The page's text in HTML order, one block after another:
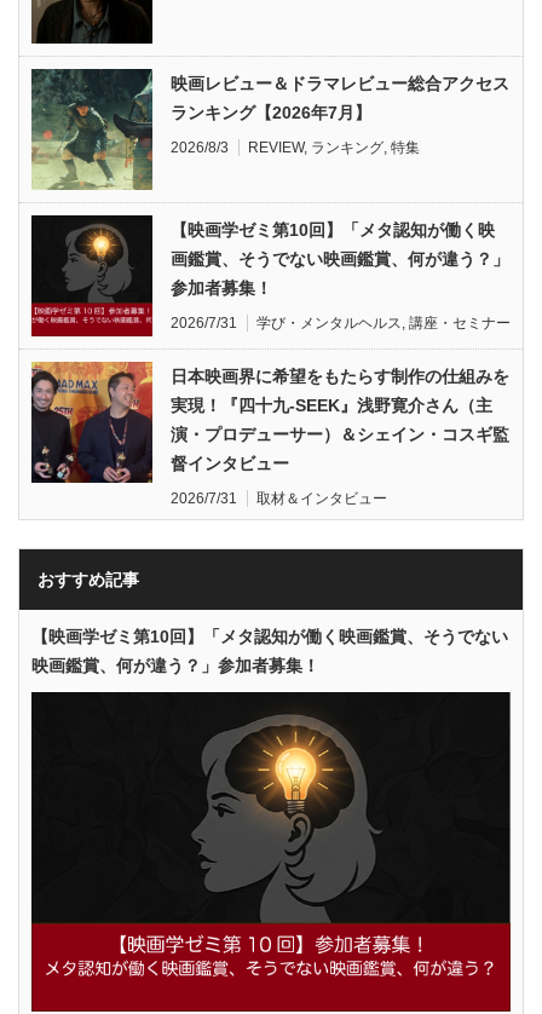
映画レビュー＆ドラマレビュー総合アクセス
ランキング【2026年7月】
2026/8/3 REVIEW, ランキング, 特集
【映画学ゼミ第10回】「メタ認知が働く映
画鑑賞、そうでない映画鑑賞、何が違う？」
参加者募集！
2026/7/31 学び・メンタルヘルス, 講座・セミナー
日本映画界に希望をもたらす制作の仕組みを
実現！『四十九-SEEK』浅野寛介さん（主
演・プロデューサー）＆シェイン・コスギ監
督インタビュー
2026/7/31 取材＆インタビュー
おすすめ記事
【映画学ゼミ第10回】「メタ認知が働く映画鑑賞、そうでない
映画鑑賞、何が違う？」参加者募集！